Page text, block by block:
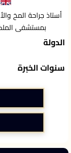
أستاذ جراحة المخ
بمستشفى
الدولة
سنوات الخبرة